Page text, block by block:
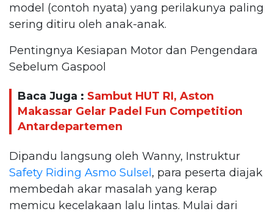
model (contoh nyata) yang perilakunya paling
sering ditiru oleh anak-anak.
Pentingnya Kesiapan Motor dan Pengendara
Sebelum Gaspool
Baca Juga : Sambut HUT RI, Aston
Makassar Gelar Padel Fun Competition
Antardepartemen
Dipandu langsung oleh Wanny, Instruktur
Safety Riding Asmo Sulsel , para peserta diajak
membedah akar masalah yang kerap
memicu kecelakaan lalu lintas. Mulai dari